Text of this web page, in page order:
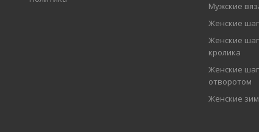
Мужские
Женские
Женские
кролика
Женские
отворотом
Женские